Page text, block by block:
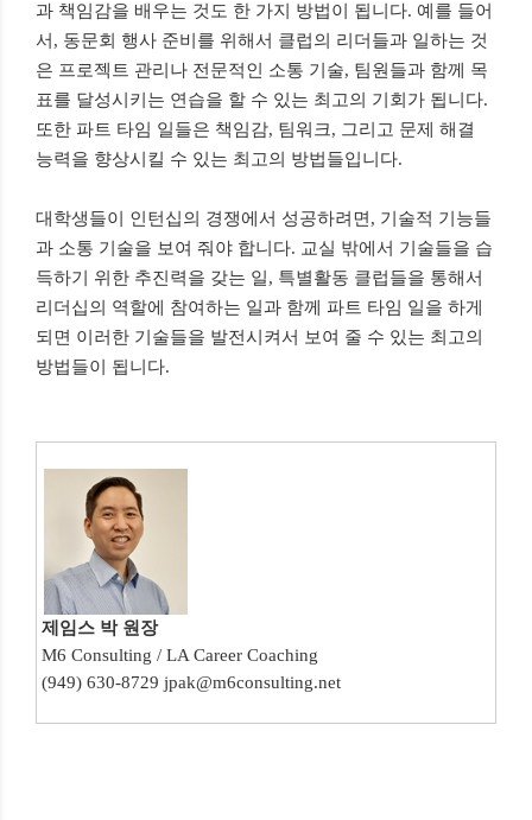
과 책임감을 배우는 것도 한 가지 방법이 됩니다. 예를 들어
서 , 동문회 행사 준비를 위해서 클럽의 리더들과 일하는 것
은 프로젝트 관리나 전문적인 소통 기술, 팀원들과 함께 목
표를 달성시키는 연습을 할 수 있는 최고의 기회가 됩니다.
또한 파트 타임 일들은 책임감, 팀워크, 그리고 문제 해결
능력을 향상시킬 수 있는 최고의 방법들입니다.
대학생들이 인턴십의 경쟁에서 성공하려면 , 기술적 기능들
과 소통 기술을 보여 줘야 합니다. 교실 밖에서 기술들을 습
득하기 위한 추진력을 갖는 일, 특별활동 클럽들을 통해서
리더십의 역할에 참여하는 일과 함께 파트 타임 일을 하게
되면 이러한 기술들을 발전시켜서 보여 줄 수 있는 최고의
방법들이 됩니다.
제임스 박 원장
M6 Consulting / LA Career Coaching
(949) 630-8729 jpak@m6consulting.net